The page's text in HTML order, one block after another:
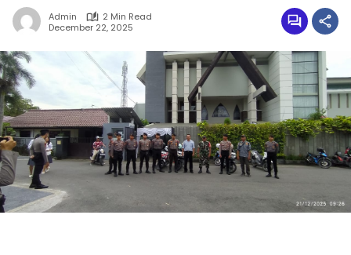
Admin
2 Min Read
December 22, 2025